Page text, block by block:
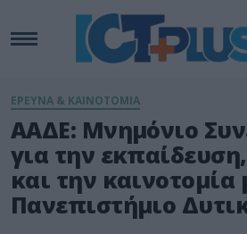
ΕΡΕΥΝΑ & ΚΑΙΝΟΤΟΜΙΑ
ΑΑΔΕ: Μνημόνιο
για την
και την καινοτομία
Πανεπιστήμιο